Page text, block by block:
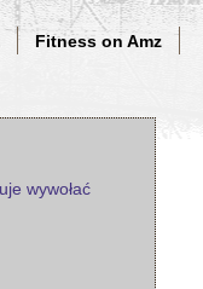
Fitness on Amz
wywołać